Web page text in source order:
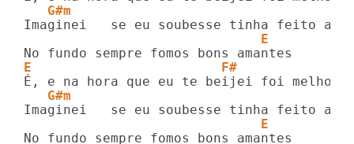
   G#m                                  B
                              E
E                        F#
   G#m                                  B
                              E